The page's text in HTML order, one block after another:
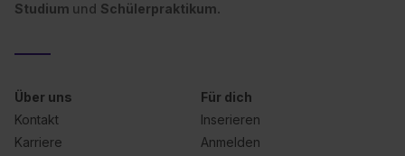
Studium und Schülerpraktikum.
Über uns
Kontakt
Karriere
Für dich
Inserieren
Anmelden